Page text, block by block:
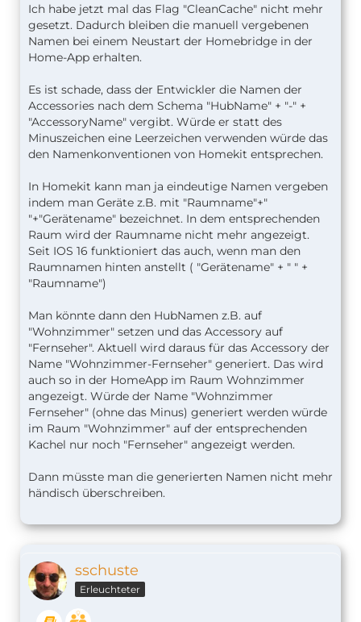
Ich habe jetzt mal das Flag "CleanCache" nicht mehr
gesetzt. Dadurch bleiben die manuell vergebenen
Namen bei einem Neustart der Homebridge in der
Home-App erhalten.
Es ist schade, dass der Entwickler die Namen der
Accessories nach dem Schema "HubName" + "-" +
"AccessoryName" vergibt. Würde er statt des
Minuszeichen eine Leerzeichen verwenden würde das
den Namenkonventionen von Homekit entsprechen.
In Homekit kann man ja eindeutige Namen vergeben
indem man Geräte z.B. mit "Raumname"+"
"+"Gerätename" bezeichnet. In dem entsprechenden
Raum wird der Raumname nicht mehr angezeigt.
Seit IOS 16 funktioniert das auch, wenn man den
Raumnamen hinten anstellt ( "Gerätename" + " " +
"Raumname")
Man könnte dann den HubNamen z.B. auf
"Wohnzimmer" setzen und das Accessory auf
"Fernseher". Aktuell wird daraus für das Accessory der
Name "Wohnzimmer-Fernseher" generiert. Das wird
auch so in der HomeApp im Raum Wohnzimmer
angezeigt. Würde der Name "Wohnzimmer
Fernseher" (ohne das Minus) generiert werden würde
im Raum "Wohnzimmer" auf der entsprechenden
Kachel nur noch "Fernseher" angezeigt werden.
Dann müsste man die generierten Namen nicht mehr
händisch überschreiben.
sschuste
Erleuchteter